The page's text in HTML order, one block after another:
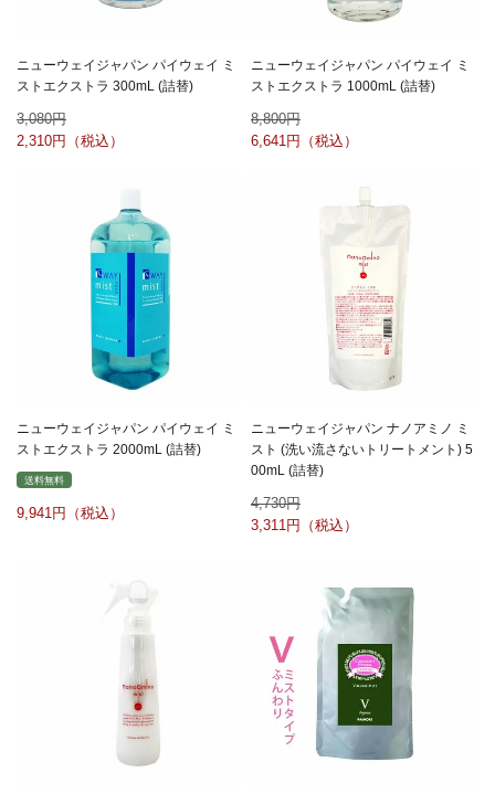
ニューウェイジャパン パイウェイ ミ
ストエクストラ 300mL (詰替)
3,080
2,310
ニューウェイジャパン パイウェイ ミ
ストエクストラ 1000mL (詰替)
8,800
6,641
ニューウェイジャパン パイウェイ ミ
ストエクストラ 2000mL (詰替)
送料無料
9,941
ニューウェイジャパン ナノアミノ ミ
スト (洗い流さないトリートメント) 5
00mL (詰替)
4,730
3,311